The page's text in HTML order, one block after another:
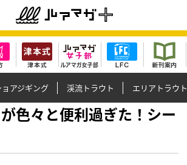
ョアジギング 渓流トラウト エリアトラウト
色々と便利過ぎた！シー